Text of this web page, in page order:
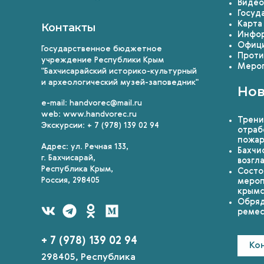
Контакты
Государственное бюджетное
учреждение Республики Крым
"Бахчисарайский историко-культурный
и археологический музей-заповедник"
e-mail: handvorec@mail.ru
web: www.handvorec.ru
Экскурсии: + 7 (978) 139 02 94
Адрес: ул. Речная 133,
г. Бахчисарай,
Республика Крым,
Россия, 298405
+ 7 (978) 139 02 94
298405, Республика